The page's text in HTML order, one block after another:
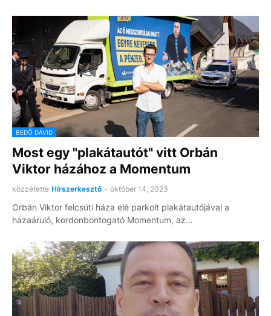
BEDŐ DÁVID
Most egy "plakátautót" vitt Orbán
Viktor házához a Momentum
közzétette Hírszerkesztő - október 14, 2023
Orbán Viktor felcsúti háza elé parkolt plakátautójával a
hazaáruló, kordonbontogató Momentum, az…